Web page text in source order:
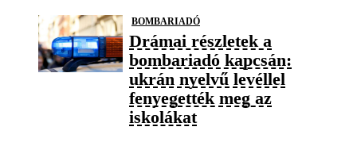
BOMBARIADÓ
Drámai részletek a
bombariadó kapcsán:
ukrán nyelvű levéllel
fenyegették meg az
iskolákat